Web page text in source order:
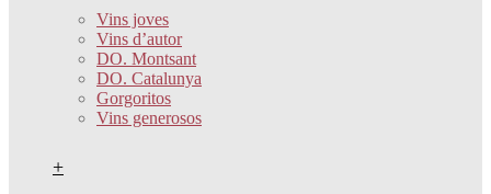
Vins joves
Vins d’autor
DO. Montsant
DO. Catalunya
Gorgoritos
Vins generosos
+